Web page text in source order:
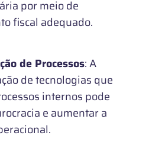
por meio de
fiscal adequado.
de Processos: A
de tecnologias que
internos pode
e aumentar a